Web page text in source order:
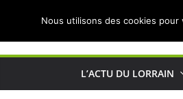
Actualités de
L’ACTU DU LORRAIN
Nous utilisons des cookies